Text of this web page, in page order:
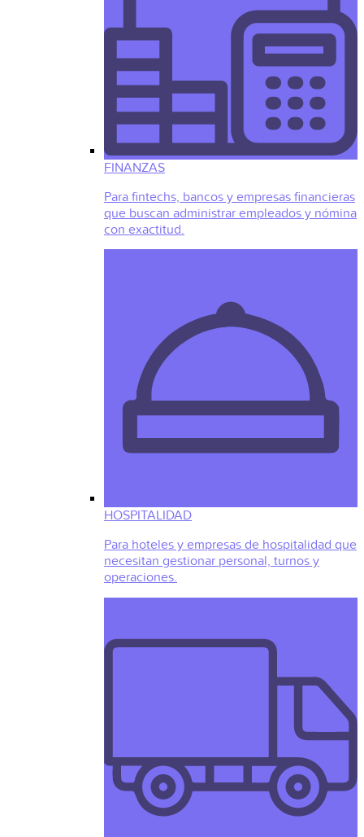
FINANZAS
Para fintechs, bancos y empresas financieras
que buscan administrar empleados y nómina
con exactitud.
HOSPITALIDAD
Para hoteles y empresas de hospitalidad que
necesitan gestionar personal, turnos y
operaciones.